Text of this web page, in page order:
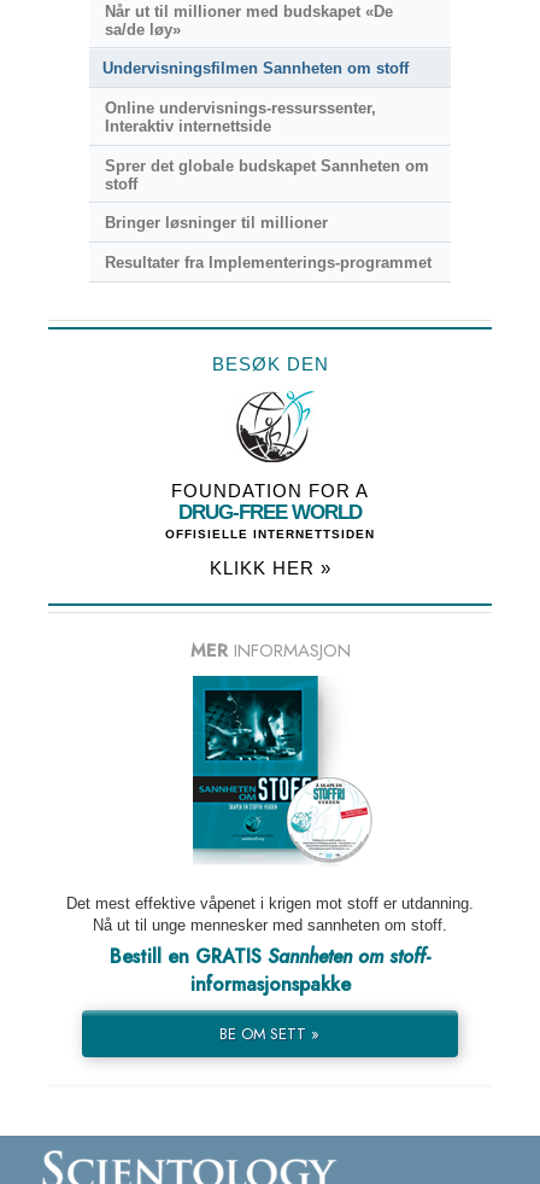
Når ut til millioner med budskapet «De
sa/de løy»
Undervisningsfilmen Sannheten om stoff
Online undervisnings-ressurssenter,
Interaktiv internettside
Sprer det globale budskapet Sannheten om
stoff
Bringer løsninger til millioner
Resultater fra Implementerings-programmet
BESØK DEN
FOUNDATION FOR A
DRUG-FREE WORLD
OFFISIELLE INTERNETTSIDEN
KLIKK HER »
MER INFORMASJON
Det mest effektive våpenet i krigen mot stoff er utdanning.
Nå ut til unge mennesker med sannheten om stoff.
Bestill en GRATIS Sannheten om stoff-
informasjonspakke
BE OM SETT »